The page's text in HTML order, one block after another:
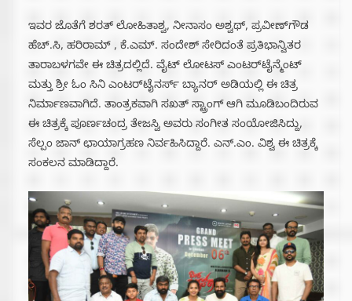
ಇವರ ಜೊತೆಗೆ ಶರತ್ ಲೋಹಿತಾಶ್ವ, ನೀನಾಸಂ ಅಶ್ವಥ್, ಪ್ರವೀಣ್‌ಗೌಡ
ಹೆಚ್.ಸಿ, ಹರಿರಾಮ್ , ಕೆ.ಎಮ್. ಸಂದೇಶ್ ಸೇರಿದಂತೆ ಪ್ರತಿಭಾನ್ವಿತರ
ತಾರಾಬಳಗವೇ ಈ ಚಿತ್ರದಲ್ಲಿದೆ. ವೈಟ್ ಲೋಟಸ್ ಎಂಟರ್‌ಟೈನ್ಮೆಂಟ್
ಮತ್ತು ಶ್ರೀ ಓಂ ಸಿನಿ ಎಂಟರ್‌ಟೈನರ್ಸ್ ಬ್ಯಾನರ್ ಅಡಿಯಲ್ಲಿ ಈ ಚಿತ್ರ
ನಿರ್ಮಾಣವಾಗಿದೆ. ತಾಂತ್ರಕವಾಗಿ ಸಖತ್ ಸ್ಟ್ರಾಂಗ್ ಆಗಿ ಮೂಡಿಬಂದಿರುವ
ಈ ಚಿತ್ರಕ್ಕೆ ಪೂರ್ಣಚಂದ್ರ ತೇಜಸ್ವಿ ಅವರು ಸಂಗೀತ ಸಂಯೋಜಿಸಿದ್ದು,
ಸೆಲ್ಪಂ ಜಾನ್ ಛಾಯಾಗ್ರಹಣ ನಿರ್ವಹಿಸಿದ್ದಾರೆ. ಎನ್.ಎಂ. ವಿಶ್ವ ಈ ಚಿತ್ರಕ್ಕೆ
ಸಂಕಲನ ಮಾಡಿದ್ದಾರೆ.